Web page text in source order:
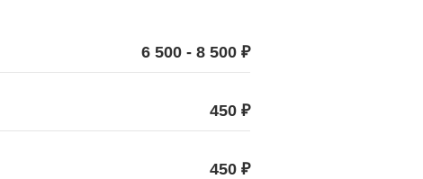
6 500 - 8 500 ₽
450 ₽
450 ₽